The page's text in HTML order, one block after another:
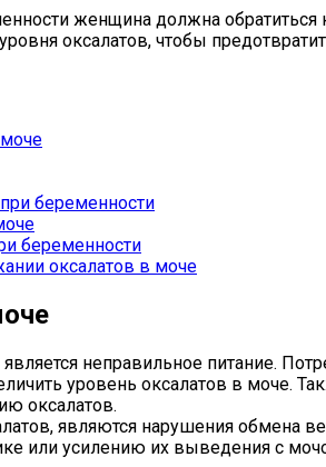
женщина должна
оксалатов, чтобы
беременности
беременности
оксалатов в моче
неправильное питание.
уровень оксалатов в моче.
оксалатов.
являются нарушения обмена
или усилению их выведения с